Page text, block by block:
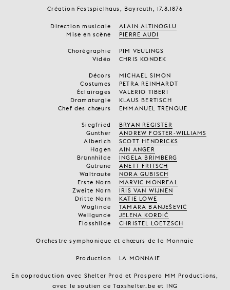
Création Festspielhaus, Bayreuth, 17.8.1876
Direction musicale
ALAIN ALTINOGLU
Mise en scène
PIERRE AUDI
Chorégraphie
PIM VEULINGS
Vidéo
CHRIS KONDEK
Décors
MICHAEL SIMON
Costumes
PETRA REINHARDT
Éclairages
VALERIO TIBERI
Dramaturgie
KLAUS BERTISCH
Chef des chœurs
EMMANUEL TRENQUE
Siegfried
BRYAN REGISTER
Gunther
ANDREW FOSTER-WILLIAMS
Alberich
SCOTT HENDRICKS
Hagen
AIN ANGER
Brünnhilde
INGELA BRIMBERG
Gutrune
ANETT FRITSCH
Waltraute
NORA GUBISCH
Erste Norn
MARVIC MONREAL
Zweite Norn
IRIS VAN WIJNEN
Dritte Norn
KATIE LOWE
Woglinde
TAMARA BANJEŠEVIĆ
Wellgunde
JELENA KORDIĆ
Flosshilde
CHRISTEL LOETZSCH
Orchestre symphonique et chœurs de la Monnaie
Production LA MONNAIE
En coproduction avec Shelter Prod et Prospero MM Productions,
avec le soutien de Taxshelter.be et ING